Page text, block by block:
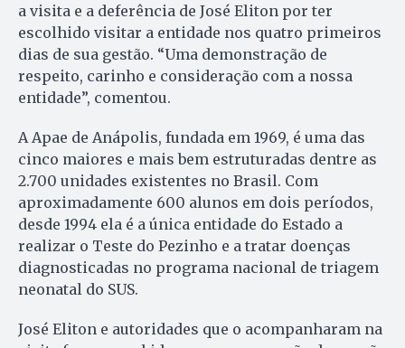
a visita e a deferência de José Eliton por ter
escolhido visitar a entidade nos quatro primeiros
dias de sua gestão. “Uma demonstração de
respeito, carinho e consideração com a nossa
entidade”, comentou.
A Apae de Anápolis, fundada em 1969, é uma das
cinco maiores e mais bem estruturadas dentre as
2.700 unidades existentes no Brasil. Com
aproximadamente 600 alunos em dois períodos,
desde 1994 ela é a única entidade do Estado a
realizar o Teste do Pezinho e a tratar doenças
diagnosticadas no programa nacional de triagem
neonatal do SUS.
José Eliton e autoridades que o acompanharam na